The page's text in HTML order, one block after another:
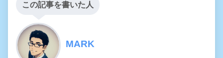
この記事を書いた人
MARK